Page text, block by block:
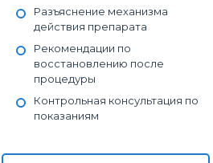
Разъяснение механизма
действия препарата
Рекомендации по
восстановлению после
процедуры
Контрольная консультация по
показаниям